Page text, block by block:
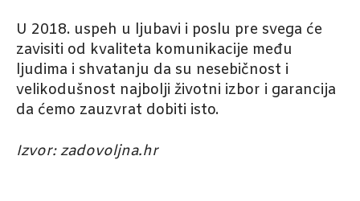
U 2018. uspeh u ljubavi i poslu pre svega će
zavisiti od kvaliteta komunikacije među
ljudima i shvatanju da su nesebičnost i
velikodušnost najbolji životni izbor i garancija
da ćemo zauzvrat dobiti isto.
Izvor: zadovoljna.hr